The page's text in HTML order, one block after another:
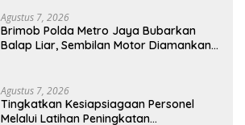
Agustus 7, 2026
Brimob Polda Metro Jaya Bubarkan
Balap Liar, Sembilan Motor Diamankan
Agustus 7, 2026
Tingkatkan Kesiapsiagaan Personel
Melalui Latihan Peningkatan